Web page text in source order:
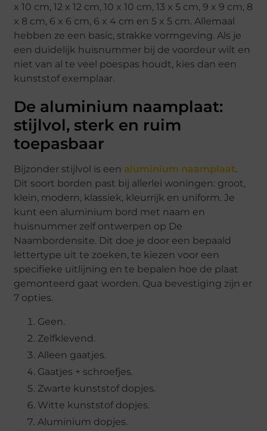
x 10 cm, 12 x 12 cm, 10 x 10 cm, 13 x 5 cm, 9 x 9 cm, 8
x 8 cm, 6 x 6 cm, 6 x 4 cm en 5 x 5 cm. Allemaal
hebben ze een basic, strakke vormgeving. Als je
een duidelijk huisnummer bij de voordeur wilt en
niet van al te veel poespas houdt, kies dan een
kunststof exemplaar.
De aluminium naamplaat:
stijlvol, sterk en ruim
toepasbaar
Bijzonder stijlvol is een aluminium naamplaat.
Dit soort borden past bij allerlei woningen: groot,
klein, modern, klassiek, kleurrijk en uniform. Je
kunt een aluminium bord met naam en
huisnummer zelf ontwerpen op De
Naambordensite. Dit doe je door een bepaald
lettertype uit te zoeken, te kiezen voor een
specifieke uitlijning en te bepalen hoe de plaat
gemonteerd gaat worden. Qua bevestiging zijn er
7 opties.
Geen.
Zelfklevend.
Alleen gaatjes.
Gaatjes + schroefjes.
Zwarte kunststof dopjes.
Witte kunststof dopjes.
Aluminium dopjes.